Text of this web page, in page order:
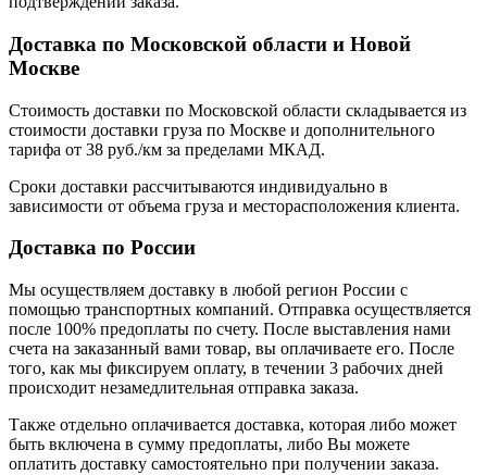
Доставка по Московской области и Новой
Москве
Стоимость доставки по Московской области складывается из
стоимости доставки груза по Москве и дополнительного
тарифа от 38 руб./км за пределами МКАД.
Сроки доставки рассчитываются индивидуально в
зависимости от объема груза и месторасположения клиента.
Доставка по России
Мы осуществляем доставку в любой регион России с
помощью транспортных компаний. Отправка осуществляется
после 100% предоплаты по счету. После выставления нами
счета на заказанный вами товар, вы оплачиваете его. После
того, как мы фиксируем оплату, в течении 3 рабочих дней
происходит незамедлительная отправка заказа.
Также отдельно оплачивается доставка, которая либо может
быть включена в сумму предоплаты, либо Вы можете
оплатить доставку самостоятельно при получении заказа.